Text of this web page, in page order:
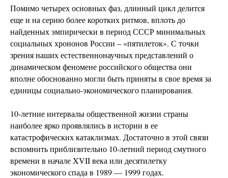
Помимо четырех основных фаз, длинный цикл делится
еще и на серию более коротких ритмов, вплоть до
найденных эмпирически в период СССР минимальных
социальных хрононов России – «пятилеток». С точки
зрения наших естественнонаучных представлений о
динамическом феномене российского общества они
вполне обоснованно могли быть приняты в свое время за
единицы социально-экономического планирования.
10-летние интервалы общественной жизни страны
наиболее ярко проявлялись в истории в ее
катастрофических катаклизмах. Достаточно в этой связи
вспомнить приблизительно 10-летний период смутного
времени в начале XVII века или десятилетку
экономического спада в 1989 — 1999 годах.